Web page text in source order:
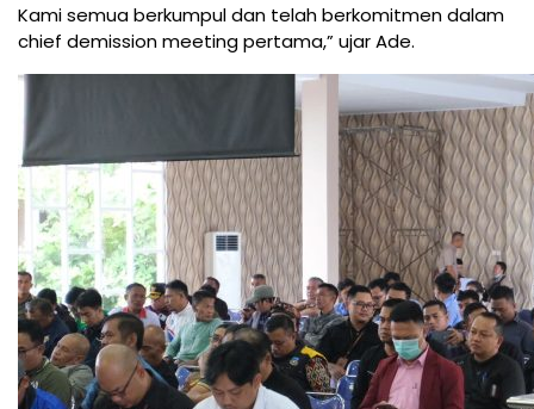
Kami semua berkumpul dan telah berkomitmen dalam
chief demission meeting pertama,” ujar Ade.